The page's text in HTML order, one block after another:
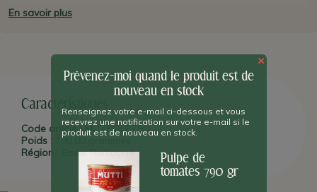
des tomates mûres de plein champ
soleil et sans additifs ni conservateurs. Plus de 300 producteurs
italiens partenaires lui confient leurs meilleures tomates pour des
En savoir plus
Caractéristiques
Code article : MUTPOLP790
Poids :
790,00 grammes
Région :
Emilie Romagne
×
Prévenez-moi quand le produit est de
nouveau en stock
Renseignez votre e-mail ci-dessous et vous
recevrez une notification sur votre e-mail si le
produit est de nouveau en stock.
Pulpe de
tomates 790 gr